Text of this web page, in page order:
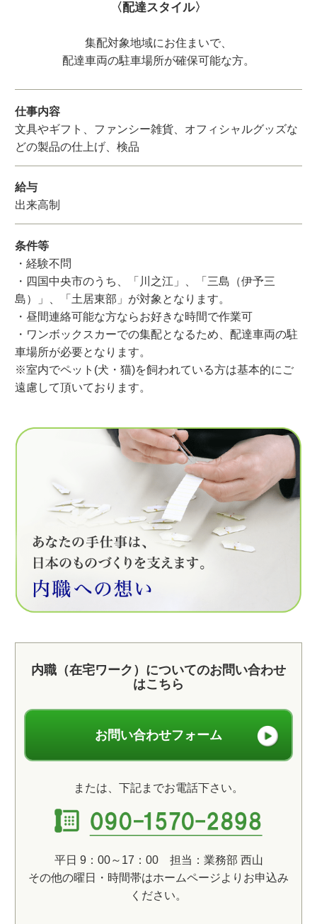
〈配達スタイル〉
集配対象地域にお住まいで、
配達車両の駐車場所が確保可能な方。
仕事内容
文具やギフト、ファンシー雑貨、オフィシャルグッズな
どの製品の仕上げ、検品
給与
出来高制
条件等
・経験不問
・四国中央市のうち、「川之江」、「三島（伊予三
島）」、「土居東部」が対象となります。
・昼間連絡可能な方ならお好きな時間で作業可
・ワンボックスカーでの集配となるため、配達車両の駐
車場所が必要となります。
※室内でペット(犬・猫)を飼われている方は基本的にご
遠慮して頂いております。
内職（在宅ワーク）についてのお問い合わせ
はこちら
お問い合わせフォーム
または、下記までお電話下さい。
平日 9：00～17：00 担当：業務部 西山
その他の曜日・時間帯はホームページよりお申込み
ください。